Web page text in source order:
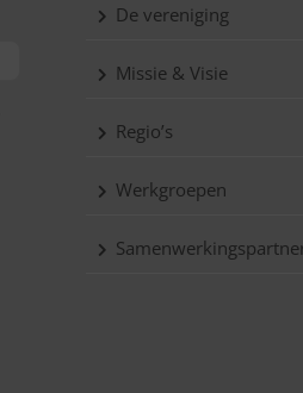
De vereniging
Missie & Visie
Regio’s
Werkgroepen